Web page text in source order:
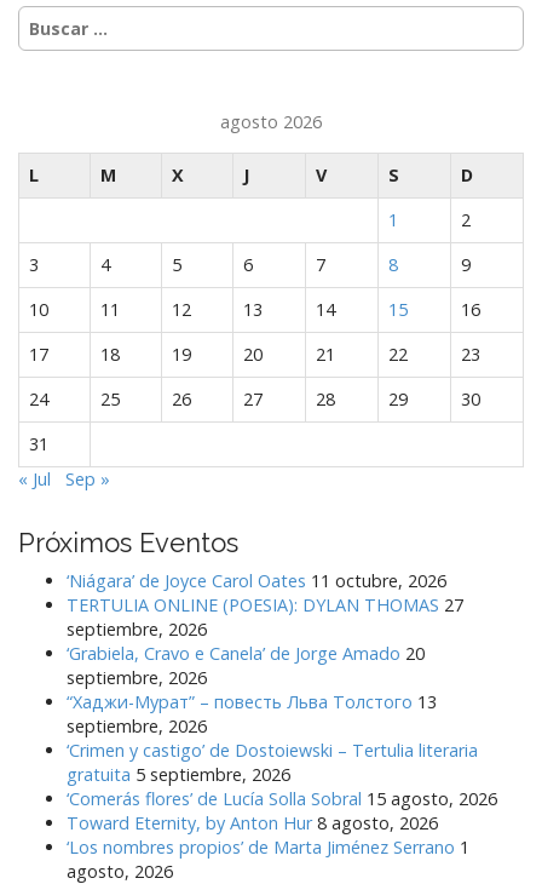
Buscar:
agosto 2026
L M X J V S
D
1
2
3
4 5 6 7 8
9
10
11 12 13 14 15
16
17
18 19 20 21 22
23
24
25 26 27 28 29
30
31
« Jul
Sep »
Próximos Eventos
‘Niágara’ de Joyce Carol Oates 11 octubre, 2026
TERTULIA ONLINE (POESIA): DYLAN THOMAS 27
septiembre, 2026
‘Grabiela, Cravo e Canela’ de Jorge Amado 20
septiembre, 2026
“Хаджи-Мурат” – повесть Льва Толстого 13
septiembre, 2026
‘Crimen y castigo’ de Dostoiewski – Tertulia literaria
gratuita 5 septiembre, 2026
‘Comerás flores’ de Lucía Solla Sobral 15 agosto, 2026
Toward Eternity, by Anton Hur 8 agosto, 2026
‘Los nombres propios’ de Marta Jiménez Serrano 1
agosto, 2026